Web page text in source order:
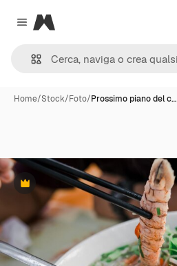
Close menu
Magnific
Home/Stock/Foto/Prossimo piano del c…
Premium